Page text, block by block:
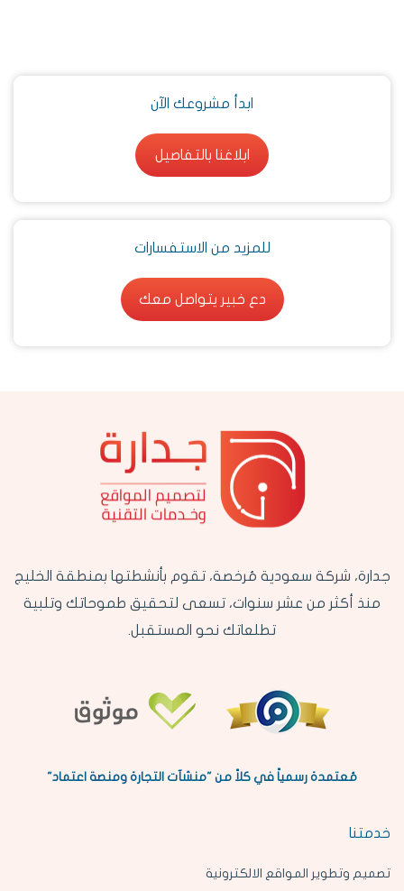
ابدأ مشروعك الآن
ابلاغنا بالتفاصيل
ابلاغنا بالتفاصيل
للمزيد من الاستفسارات
دع خبير يتواصل معك
دع خبير يتواصل معك
جدارة، شركة سعودية مُرخصة، تقوم بأنشطتها بمنطقة الخليج
منذ أكثر من عشر سنوات، تسعى لتحقيق طموحاتك وتلبية
تطلعاتك نحو المستقبل.
مُعتمدة رسمياً في كلاً من "منشآت التجارة ومنصة اعتماد"
خدمتنا
تصميم وتطوير المواقع الالكترونية